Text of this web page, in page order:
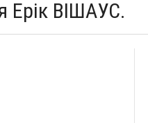
Ерік ВІШАУС.